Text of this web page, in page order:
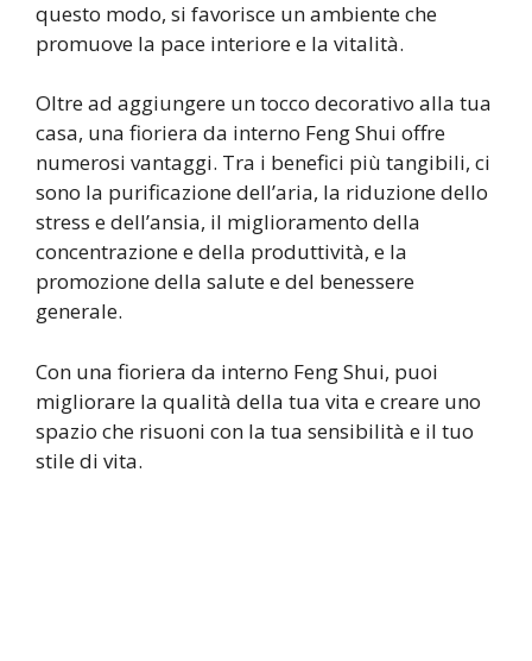
questo modo, si favorisce un ambiente che
promuove la pace interiore e la vitalità.
Oltre ad aggiungere un tocco decorativo alla tua
casa, una fioriera da interno Feng Shui offre
numerosi vantaggi. Tra i benefici più tangibili, ci
sono la purificazione dell’aria, la riduzione dello
stress e dell’ansia, il miglioramento della
concentrazione e della produttività, e la
promozione della salute e del benessere
generale.
Con una fioriera da interno Feng Shui, puoi
migliorare la qualità della tua vita e creare uno
spazio che risuoni con la tua sensibilità e il tuo
stile di vita.